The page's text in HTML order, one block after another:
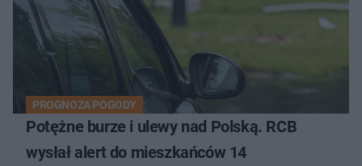
PROGNOZA POGODY
Potężne burze i ulewy nad Polską. RCB
wysłał alert do mieszkańców 14